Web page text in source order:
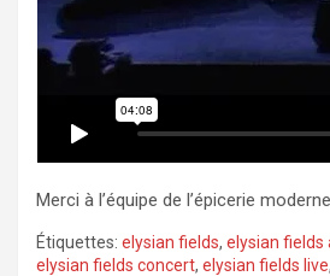
Merci à l’équipe de l’épicerie
Étiquettes: elysian fields, elysian
elysian fields concert, elysian fields live,